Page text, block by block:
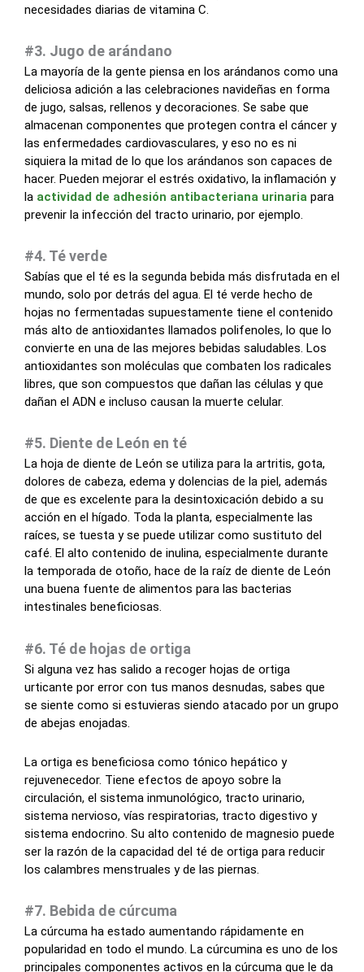
necesidades diarias de vitamina C.
#3. Jugo de arándano
La mayoría de la gente piensa en los arándanos como una
deliciosa adición a las celebraciones navideñas en forma
de jugo, salsas, rellenos y decoraciones. Se sabe que
almacenan componentes que protegen contra el cáncer y
las enfermedades cardiovasculares, y eso no es ni
siquiera la mitad de lo que los arándanos son capaces de
hacer. Pueden mejorar el estrés oxidativo, la inflamación y
la actividad de adhesión antibacteriana urinaria para
prevenir la infección del tracto urinario, por ejemplo.
#4. Té verde
Sabías que el té es la segunda bebida más disfrutada en el
mundo, solo por detrás del agua. El té verde hecho de
hojas no fermentadas supuestamente tiene el contenido
más alto de antioxidantes llamados polifenoles, lo que lo
convierte en una de las mejores bebidas saludables. Los
antioxidantes son moléculas que combaten los radicales
libres, que son compuestos que dañan las células y que
dañan el ADN e incluso causan la muerte celular.
#5. Diente de León en té
La hoja de diente de León se utiliza para la artritis, gota,
dolores de cabeza, edema y dolencias de la piel, además
de que es excelente para la desintoxicación debido a su
acción en el hígado. Toda la planta, especialmente las
raíces, se tuesta y se puede utilizar como sustituto del
café. El alto contenido de inulina, especialmente durante
la temporada de otoño, hace de la raíz de diente de León
una buena fuente de alimentos para las bacterias
intestinales beneficiosas.
#6. Té de hojas de ortiga
Si alguna vez has salido a recoger hojas de ortiga
urticante por error con tus manos desnudas, sabes que
se siente como si estuvieras siendo atacado por un grupo
de abejas enojadas.
La ortiga es beneficiosa como tónico hepático y
rejuvenecedor. Tiene efectos de apoyo sobre la
circulación, el sistema inmunológico, tracto urinario,
sistema nervioso, vías respiratorias, tracto digestivo y
sistema endocrino. Su alto contenido de magnesio puede
ser la razón de la capacidad del té de ortiga para reducir
los calambres menstruales y de las piernas.
#7. Bebida de cúrcuma
La cúrcuma ha estado aumentando rápidamente en
popularidad en todo el mundo. La cúrcumina es uno de los
principales componentes activos en la cúrcuma que le da